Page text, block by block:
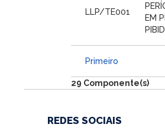
LLP/TE001
EM
Primeiro
29 Componente(s)
REDES SOCIAIS